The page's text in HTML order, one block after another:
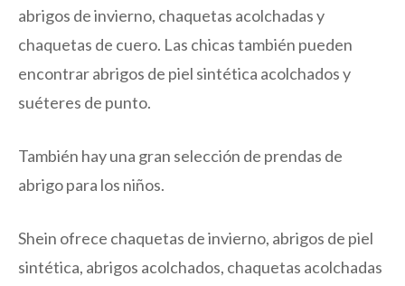
abrigos de invierno, chaquetas acolchadas y
chaquetas de cuero. Las chicas también pueden
encontrar abrigos de piel sintética acolchados y
suéteres de punto.
También hay una gran selección de prendas de
abrigo para los niños.
Shein ofrece chaquetas de invierno, abrigos de piel
sintética, abrigos acolchados, chaquetas acolchadas